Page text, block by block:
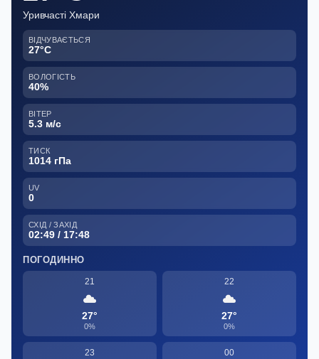
Уривчасті Хмари
ВІДЧУВАЄТЬСЯ
27°C
ВОЛОГІСТЬ
40%
ВІТЕР
5.3 м/с
ТИСК
1014 гПа
UV
0
СХІД / ЗАХІД
02:49 / 17:48
ПОГОДИННО
21
27°
0%
22
27°
0%
23 00